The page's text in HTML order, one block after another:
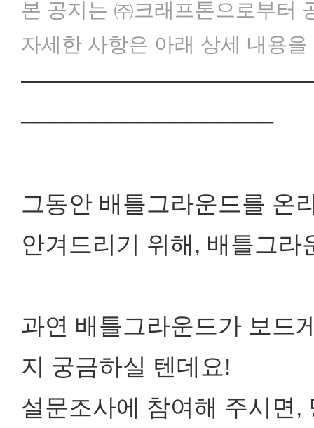
본 공지는 ㈜크래프톤으로부터
자세한 사항은 아래 상세 내용
───────────────
그동안 배틀그라운드를 온
안겨드리기 위해, 배틀그
과연 배틀그라운드가 보드
지 궁금하실 텐데요!
설문조사에 참여해 주시면,